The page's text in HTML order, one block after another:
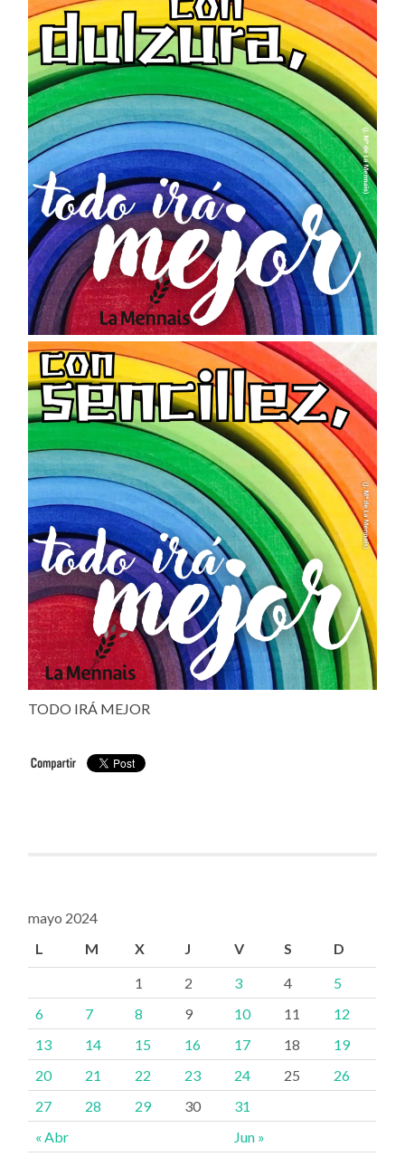
TODO IRÁ MEJOR
mayo 2024
L
M X J V S D
« Abr Jun »
1 2 3 4
5
6
7 8 9 10 11
12
13
14 15 16 17 18
19
20
21 22 23 24 25
26
27
28 29 30 31